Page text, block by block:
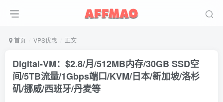
首页 VPS优惠 正文
Digital-VM：$2.8/月/512MB内存/30GB SSD空
间/5TB流量/1Gbps端口/KVM/日本/新加坡/洛杉
矶/挪威/西班牙/丹麦等